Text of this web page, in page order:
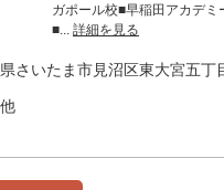
ガポール校■早稲田アカデミ
■... 詳細を見る
さいたま市見沼区東大宮五丁